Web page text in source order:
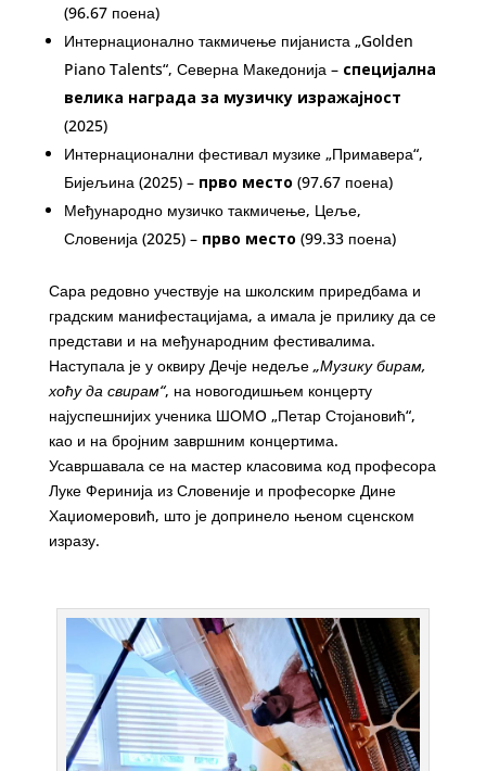
(96.67 поена)
Интернационално такмичење пијаниста „Golden
Piano Talents“, Северна Македонија – специјална
велика награда за музичку изражајност
(2025)
Интернационални фестивал музике „Примавера“,
Бијељина (2025) – прво место (97.67 поена)
Међународно музичко такмичење, Цеље,
Словенија (2025) – прво место (99.33 поена)
Сара редовно учествује на школским приредбама и
градским манифестацијама, а имала је прилику да се
представи и на међународним фестивалима.
Наступала је у оквиру Дечје недеље „Музику бирам,
хоћу да свирам“, на новогодишњем концерту
најуспешнијих ученика ШОМO „Петар Стојановић“,
као и на бројним завршним концертима.
Усавршавала се на мастер класовима код професора
Луке Феринија из Словеније и професорке Дине
Хаџиомеровић, што је допринело њеном сценском
изразу.